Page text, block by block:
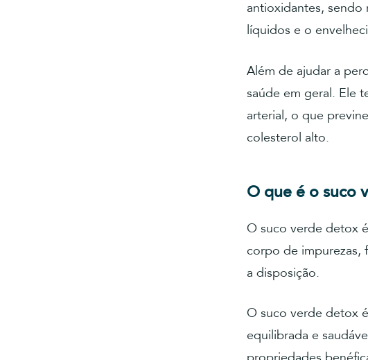
antioxidantes,
líquidos e o
Além de ajudar a
saúde em geral. Ele
arterial, o que
colesterol alto.
O que é o suco
O suco verde detox
corpo de impurezas,
a disposição.
O suco verde detox
equilibrada e